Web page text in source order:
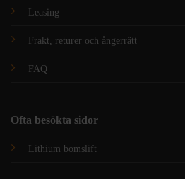
Leasing
Frakt, returer och ångerrätt
FAQ
Ofta besökta sidor
Lithium bomslift